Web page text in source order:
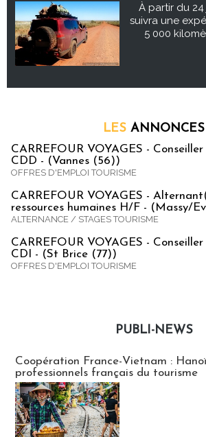
À partir du 24
suivra une
5 000
LES ANNONCES
CARREFOUR VOYAGES -
CDD - (Vannes (56))
OFFRES D'EMPLOI TOURISME
CARREFOUR VOYAGES -
ressources humaines H/F - (Massy/
ALTERNANCE / STAGES TOURISME
CARREFOUR VOYAGES -
CDI - (St Brice (77))
OFFRES D'EMPLOI TOURISME
PUBLI-NEWS
Coopération France-Vietnam :
professionnels français du tourisme